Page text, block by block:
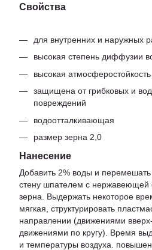
Свойства
для внутренних и наружных
высокая степень диффузии
высокая атмосферостойкость
защищена от грибковых и
повреждений
водоотталкивающая
размер зерна 2,0
Нанесение
Добавить 2% воды и
стену шпателем с нержавеющей
зерна. Выдержать некоторое
мягкая, структурировать
направлении (движениями
движениями по кругу). Время
и температуры воздуха.